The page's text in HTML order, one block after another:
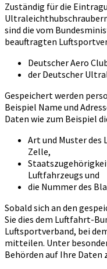
Zuständig für die
sind die vom
beauftragten
Deutscher Aero
der Deutscher
Gespeichert werden
Beispiel Name und
Daten wie zum Beispiel
Art und Muster des
Zelle,
Luftfahrzeugs und
die Nummer des
Sobald sich an den
Sie dies dem Luftfahrt-
Luftsportverband, bei
mitteilen. Unter
Behörden auf Ihre Daten